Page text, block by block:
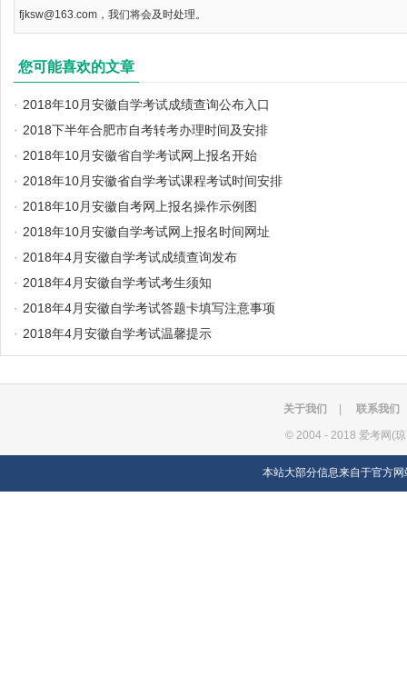
fjksw@163.com，我们将会及时处理。
您可能喜欢的文章
· 2018年10月安徽自学考试成绩查询公布入口
· 2018下半年合肥市自考转考办理时间及安排
· 2018年10月安徽省自学考试网上报名开始
· 2018年10月安徽省自学考试课程考试时间安排
· 2018年10月安徽自考网上报名操作示例图
· 2018年10月安徽自学考试网上报名时间网址
· 2018年4月安徽自学考试成绩查询发布
· 2018年4月安徽自学考试考生须知
· 2018年4月安徽自学考试答题卡填写注意事项
· 2018年4月安徽自学考试温馨提示
关于我们 联系我们
© 2004 - 2018 爱考网(
本站大部分信息来自于官方